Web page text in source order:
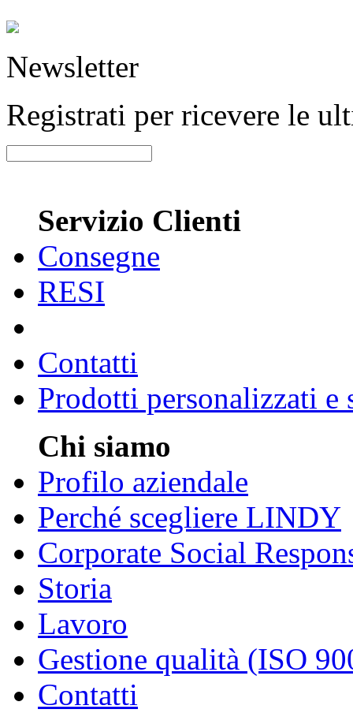
Newsletter
Registrati per ricevere le
Servizio Clienti
Consegne
RESI
Contatti
Prodotti personalizzati e
Chi siamo
Profilo aziendale
Perché scegliere LINDY
Corporate Social
Storia
Lavoro
Gestione qualità (ISO
Contatti